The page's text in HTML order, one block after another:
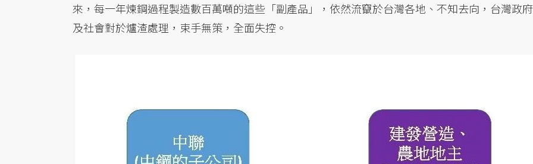
來，每一年煉鋼過程製造數百萬噸的這些「副產品」，依然流竄於台灣各地、不知去向，台灣政府
及社會對於爐渣處理，束手無策，全面失控。